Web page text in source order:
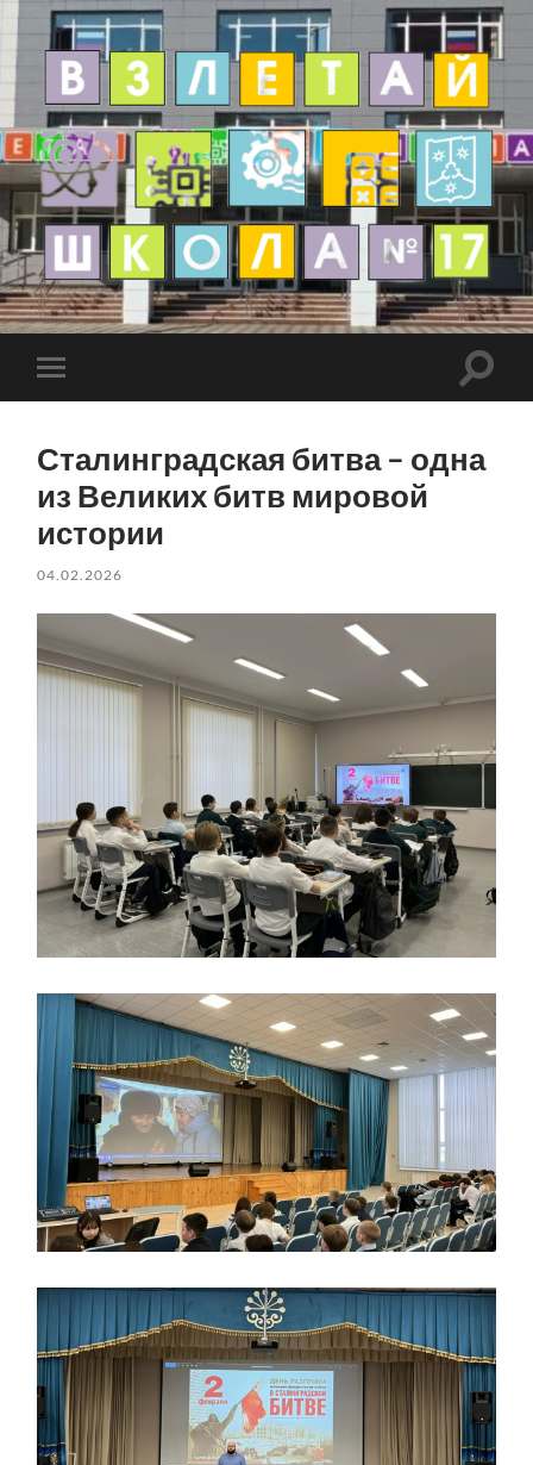
Сталинградская битва – одна
из Великих битв мировой
истории
04.02.2026